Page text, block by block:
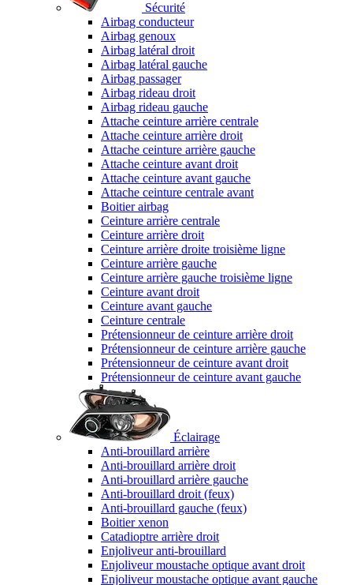
Sécurité
Airbag conducteur
Airbag genoux
Airbag latéral droit
Airbag latéral gauche
Airbag passager
Airbag rideau droit
Airbag rideau gauche
Attache ceinture arrière centrale
Attache ceinture arrière droit
Attache ceinture arrière gauche
Attache ceinture avant droit
Attache ceinture avant gauche
Attache ceinture centrale avant
Boitier airbag
Ceinture arrière centrale
Ceinture arrière droit
Ceinture arrière droite troisième ligne
Ceinture arrière gauche
Ceinture arrière gauche troisième ligne
Ceinture avant droit
Ceinture avant gauche
Ceinture centrale
Prétensionneur de ceinture arrière droit
Prétensionneur de ceinture arrière gauche
Prétensionneur de ceinture avant droit
Prétensionneur de ceinture avant gauche
Éclairage
Anti-brouillard arrière
Anti-brouillard arrière droit
Anti-brouillard arrière gauche
Anti-brouillard droit (feux)
Anti-brouillard gauche (feux)
Boitier xenon
Catadioptre arrière droit
Enjoliveur anti-brouillard
Enjoliveur moustache optique avant droit
Enjoliveur moustache optique avant gauche